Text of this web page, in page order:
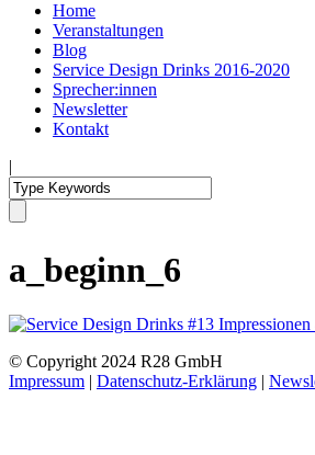
Home
Veranstaltungen
Blog
Service Design Drinks 2016-2020
Sprecher:innen
Newsletter
Kontakt
|
a_beginn_6
© Copyright 2024 R28 GmbH
Impressum | Datenschutz-Erklärung |